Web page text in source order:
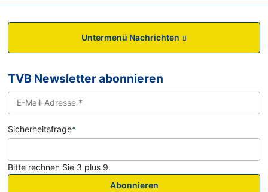
Untermenü Nachrichten
TVB Newsletter abonnieren
Sicherheitsfrage*
Bitte rechnen Sie 3 plus 9.
Abonnieren